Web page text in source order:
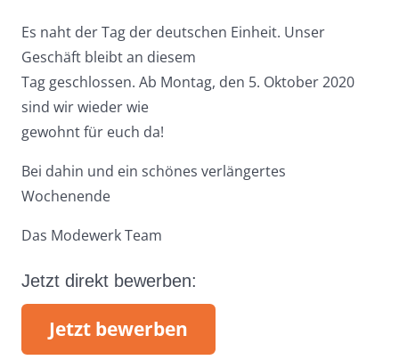
Es naht der Tag der deutschen Einheit. Unser
Geschäft bleibt an diesem
Tag geschlossen. Ab Montag, den 5. Oktober 2020
sind wir wieder wie
gewohnt für euch da!
Bei dahin und ein schönes verlängertes
Wochenende
Das Modewerk Team
Jetzt direkt bewerben:
Jetzt bewerben